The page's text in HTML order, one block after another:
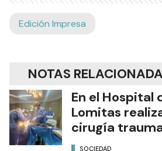
Edición Impresa
NOTAS
En el Hospital
Lomitas
cirugía
SOCIEDAD